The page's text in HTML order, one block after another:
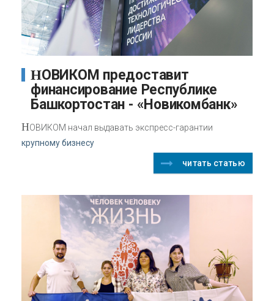
НОВИКОМ предоставит
финансирование Республике
Башкортостан - «Новикомбанк»
НОВИКОМ начал выдавать экспресс-гарантии
крупному бизнесу
читать статью